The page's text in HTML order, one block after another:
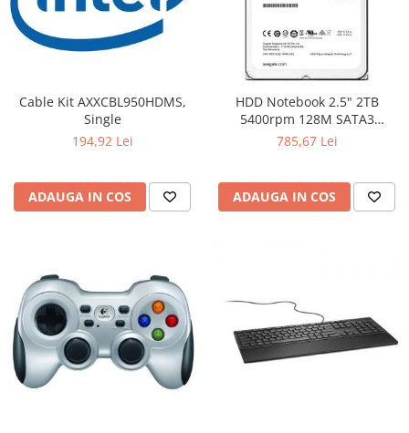
Cable Kit AXXCBL950HDMS,
Single
194,92 Lei
ADAUGA IN COS
HDD Notebook 2.5" 2TB
5400rpm 128M SATA3
SEAGATE
785,67 Lei
ADAUGA IN COS